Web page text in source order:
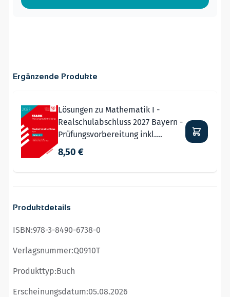
Ergänzende Produkte
Lösungen zu Mathematik I -
Realschulabschluss 2027 Bayern -
Prüfungsvorbereitung inkl.
Basistraining
8,50 €
Produktdetails
ISBN:978-3-8490-6738-0
Verlagsnummer:Q0910T
Produkttyp:Buch
Erscheinungsdatum:05.08.2026